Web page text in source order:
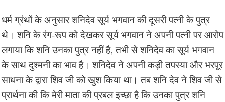
धर्म ग्रंथों के अनुसार शनिदेव सूर्य भगवान की दूसरी पत्नी के पुत्र
थे। शनि के रंग-रूप को देखकर सूर्य भगवान ने अपनी पत्नी पर आरोप
लगाया कि शनि उनका पुत्र नहीं है, तभी से शनिदेव का सूर्य भगवान
के साथ दुश्मनी का भाव है। शनिदेव ने अपनी कड़ी तपस्या और भरपूर
साधना के द्वारा शिव जी को खुश किया था। तब शनि देव ने शिव जी से
प्रार्थना की कि मेरी माता की प्रबल इच्छा है कि उनका पुत्र शनि